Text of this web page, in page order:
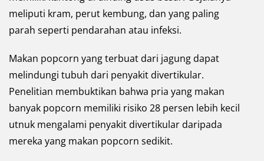
meliputi kram, perut kembung, dan yang paling
parah seperti pendarahan atau infeksi.
Makan popcorn yang terbuat dari jagung dapat
melindungi tubuh dari penyakit divertikular.
Penelitian membuktikan bahwa pria yang makan
banyak popcorn memiliki risiko 28 persen lebih kecil
utnuk mengalami penyakit divertikular daripada
mereka yang makan popcorn sedikit.